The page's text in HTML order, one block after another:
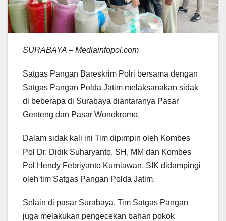
SURABAYA – Mediainfopol.com
Satgas Pangan Bareskrim Polri bersama dengan
Satgas Pangan Polda Jatim melaksanakan sidak
di beberapa di Surabaya diantaranya Pasar
Genteng dan Pasar Wonokromo.
Dalam sidak kali ini Tim dipimpin oleh Kombes
Pol Dr. Didik Suharyanto, SH, MM dan Kombes
Pol Hendy Febriyanto Kurniawan, SIK didampingi
oleh tim Satgas Pangan Polda Jatim.
Selain di pasar Surabaya, Tim Satgas Pangan
juga melakukan pengecekan bahan pokok